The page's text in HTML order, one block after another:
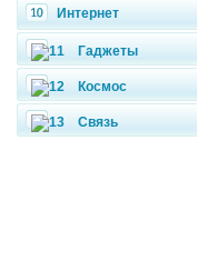
Интернет
Гаджеты
Космос
Связь